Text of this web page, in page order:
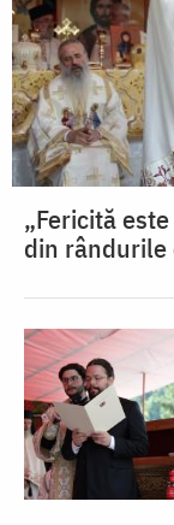
„Fericită
din rândurile